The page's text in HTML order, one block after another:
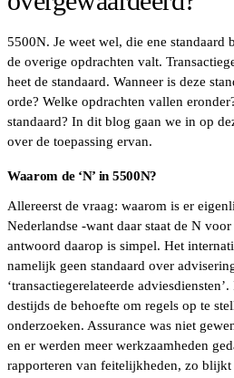
5500N. Je weet wel, die ene standaard
de overige opdrachten valt.
heet de standaard. Wanneer is deze
orde? Welke opdrachten vallen
standaard? In dit blog gaan we in op
over de toepassing ervan.
Waarom de ‘N’ in 5500N?
Allereerst de vraag: waarom is er
Nederlandse -want daar staat de N
antwoord daarop is simpel. Het
namelijk geen standaard over
‘transactiegerelateerde
destijds de behoefte om regels op te
onderzoeken. Assurance was niet
en er werden meer werkzaamheden
rapporteren van feitelijkheden, zo